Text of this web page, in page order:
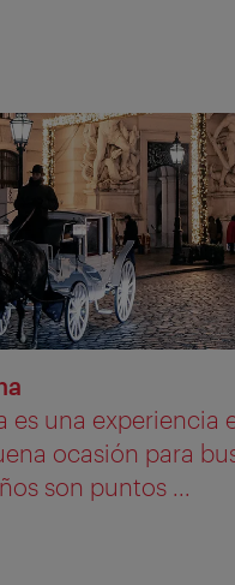
es una experiencia
ocasión para
son puntos ...